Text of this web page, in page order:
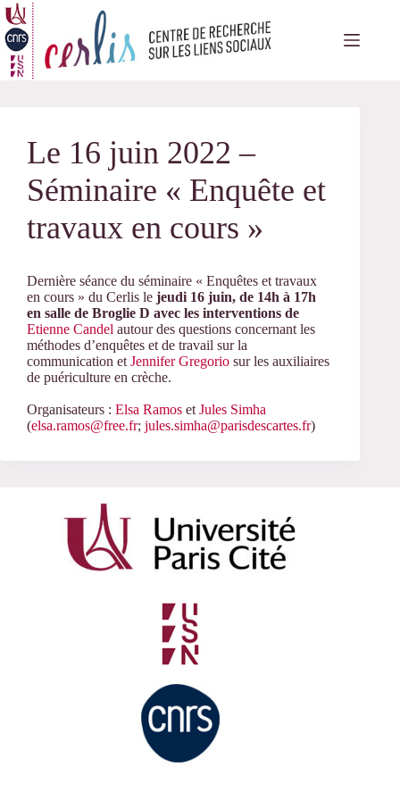
Passer
au
contenu
Le 16 juin 2022 –
Séminaire « Enquête et
travaux en cours »
Dernière séance du séminaire « Enquêtes et travaux
en cours » du Cerlis le jeudi 16 juin, de 14h à 17h
en salle de Broglie D avec les interventions de
Etienne Candel autour des questions concernant les
méthodes d’enquêtes et de travail sur la
communication et Jennifer Gregorio sur les auxiliaires
de puériculture en crèche.
Organisateurs : Elsa Ramos et Jules Simha
(elsa.ramos@free.fr; jules.simha@parisdescartes.fr)